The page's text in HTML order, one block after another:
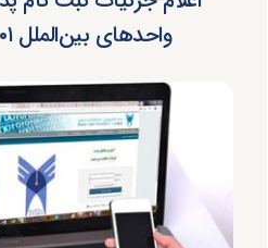
واحدهای بین‌الملل ۱۴۰۱ دانشگاه آزاد